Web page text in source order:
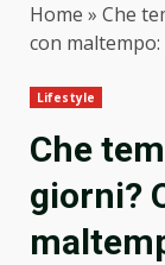
Home » Che
con
Lifestyle
Che
giorni?